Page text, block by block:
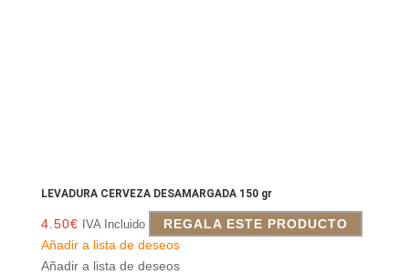
LEVADURA CERVEZA DESAMARGADA 150 gr
4.50€ IVA Incluido
REGALA ESTE PRODUCTO
Añadir a lista de deseos
Añadir a lista de deseos